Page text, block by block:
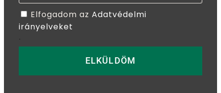
Elfogadom az Adatvédelmi
irányelveket
ELKÜLDÖM